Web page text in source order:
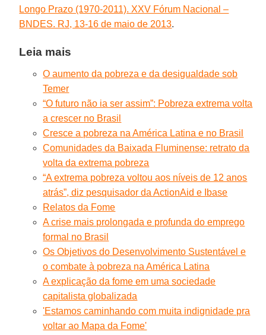
Longo Prazo (1970-2011). XXV Fórum Nacional –
BNDES. RJ, 13-16 de maio de 2013.
Leia mais
O aumento da pobreza e da desigualdade sob
Temer
“O futuro não ia ser assim”: Pobreza extrema volta
a crescer no Brasil
Cresce a pobreza na América Latina e no Brasil
Comunidades da Baixada Fluminense: retrato da
volta da extrema pobreza
“A extrema pobreza voltou aos níveis de 12 anos
atrás”, diz pesquisador da ActionAid e Ibase
Relatos da Fome
A crise mais prolongada e profunda do emprego
formal no Brasil
Os Objetivos do Desenvolvimento Sustentável e
o combate à pobreza na América Latina
A explicação da fome em uma sociedade
capitalista globalizada
'Estamos caminhando com muita indignidade pra
voltar ao Mapa da Fome'